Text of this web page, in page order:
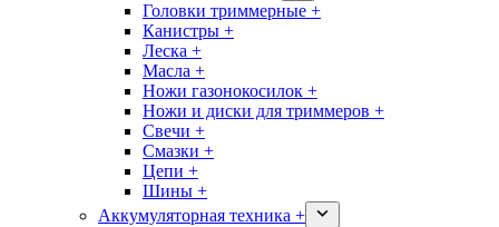
Головки триммерные +
Канистры +
Леска +
Масла +
Ножи газонокосилок +
Ножи и диски для триммеров +
Свечи +
Смазки +
Цепи +
Шины +
Аккумуляторная техника +